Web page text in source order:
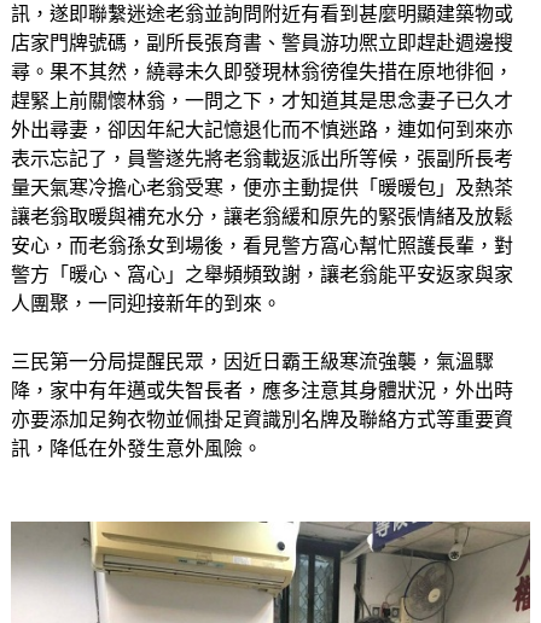
訊，遂即聯繫迷途老翁並詢問附近有看到甚麼明顯建築物或
店家門牌號碼，副所長張育書、警員游功熈立即趕赴週邊搜
尋。果不其然，繞尋未久即發現林翁徬徨失措在原地徘徊，
趕緊上前關懷林翁，一問之下，才知道其是思念妻子已久才
外出尋妻，卻因年紀大記憶退化而不慎迷路，連如何到來亦
表示忘記了，員警遂先將老翁載返派出所等候，張副所長考
量天氣寒冷擔心老翁受寒，便亦主動提供「暖暖包」及熱茶
讓老翁取暖與補充水分，讓老翁緩和原先的緊張情緒及放鬆
安心，而老翁孫女到場後，看見警方窩心幫忙照護長輩，對
警方「暖心、窩心」之舉頻頻致謝，讓老翁能平安返家與家
人團聚，一同迎接新年的到來。
三民第一分局提醒民眾，因近日霸王級寒流強襲，氣溫驟
降，家中有年邁或失智長者，應多注意其身體狀況，外出時
亦要添加足夠衣物並佩掛足資識別名牌及聯絡方式等重要資
訊，降低在外發生意外風險。